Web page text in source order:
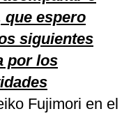
que espero
siguientes
por los
Fujimori en el